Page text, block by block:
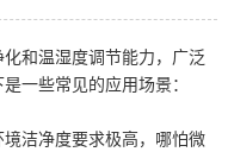
和温湿度调节能力，广泛
一些常见的应用场景：
洁净度要求极高，哪怕微